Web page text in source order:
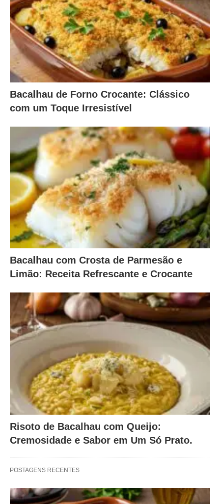
Bacalhau de Forno Crocante: Clássico
com um Toque Irresistível
Bacalhau com Crosta de Parmesão e
Limão: Receita Refrescante e Crocante
Risoto de Bacalhau com Queijo:
Cremosidade e Sabor em Um Só Prato.
POSTAGENS RECENTES